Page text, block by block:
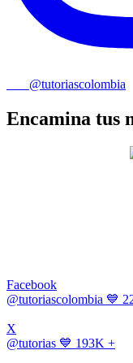
@tutoriascolombia
Encamina tus
Facebook
@tutoriascolombia 💙
X
@tutorias 💙 193K +